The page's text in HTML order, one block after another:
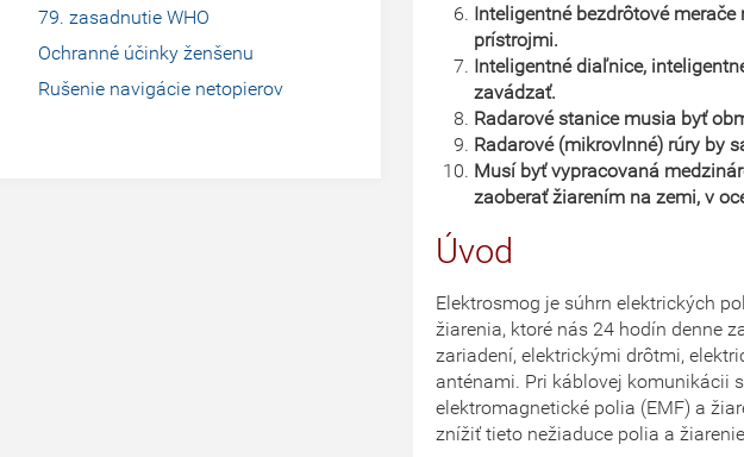
Inteligentné bezdrôtovémerače
prístrojmi.
Inteligentné diaľnice,
zavádzať.
Radarové stanice musia byť
Radarové (mikrovlnné) rúry by
Musí byť vypracovaná
zaoberať žiarením na zemi, v
Úvod
Elektrosmog je súhrn elektrických
žiarenia, ktoré nás 24 hodín denne
zariadení, elektrickými drôtmi,
anténami. Pri káblovej komunikácii
elektromagnetické polia (EMF) a
znížiť tieto nežiaduce polia a
79. zasadnutie WHO
Ochranné účinky ženšenu
Rušenie navigácie netopierov